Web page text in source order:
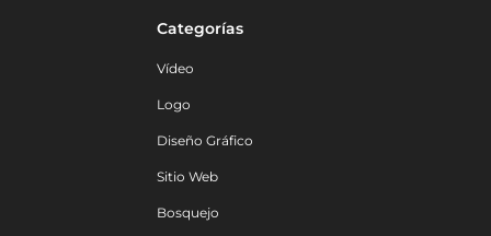
Categorías
Vídeo
Logo
Diseño Gráfico
Sitio Web
Bosquejo